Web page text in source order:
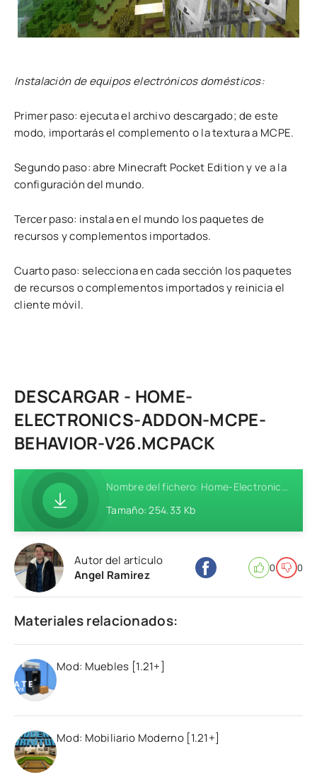
Instalación de equipos electrónicos domésticos:
Primer paso: ejecuta el archivo descargado; de este
modo, importarás el complemento o la textura a MCPE.
Segundo paso: abre Minecraft Pocket Edition y ve a la
configuración del mundo.
Tercer paso: instala en el mundo los paquetes de
recursos y complementos importados.
Cuarto paso: selecciona en cada sección los paquetes
de recursos o complementos importados y reinicia el
cliente móvil.
DESCARGAR - HOME-
ELECTRONICS-ADDON-MCPE-
BEHAVIOR-V26.MCPACK
Nombre del fichero: Home-Electronics-Addon-MCPE-Behavior-v26.mcpack
Tamaño: 254.33 Kb
Autor del artículo
Angel Ramirez
0 0
Materiales relacionados:
Mod: Muebles [1.21+]
Mod: Mobiliario Moderno [1.21+]